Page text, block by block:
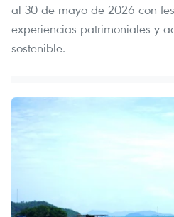
al 30 de mayo de 2026 con
experiencias patrimoniales y
sostenible.